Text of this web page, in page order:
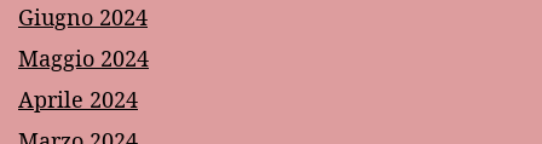
Giugno 2024
Maggio 2024
Aprile 2024